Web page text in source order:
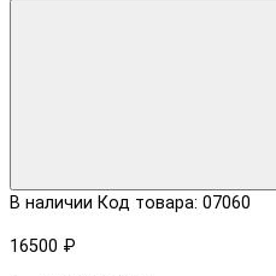
В наличии Код товара: 07060
16500 ₽